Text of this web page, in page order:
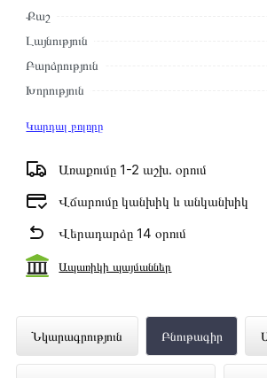
Քաշ
Լայնություն
Բարձրություն
Խորություն
Կարդալ բոլորը
Առաքումը 1-2 աշխ․ օրում
Վճարումը կանխիկ և անկանխիկ
Վերադարձը 14 օրում
Ապառիկի պայմաններ
Նկարագրություն Բնութագիր
Սառնարան NORDFROST
ներկայացված է Technomix